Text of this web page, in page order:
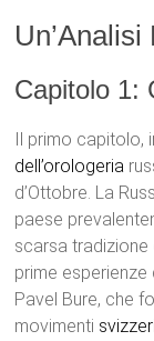
Capitolo 1:
Il primo capitolo,
dell’orologeria
d’Ottobre. La
paese
scarsa tradizione
prime
Pavel Bure, che
movimenti svizzeri